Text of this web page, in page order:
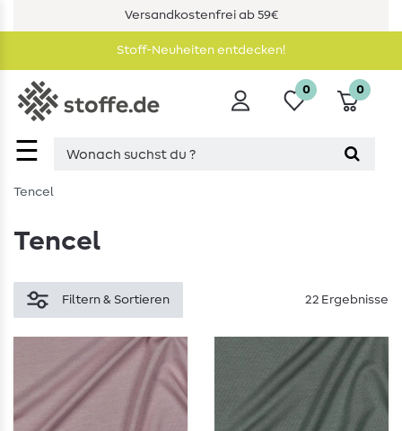
Versandkostenfrei ab 59€
Stoff-Neuheiten entdecken!
☰
0 0
Tencel
Tencel
Filtern & Sortieren 22 Ergebnisse